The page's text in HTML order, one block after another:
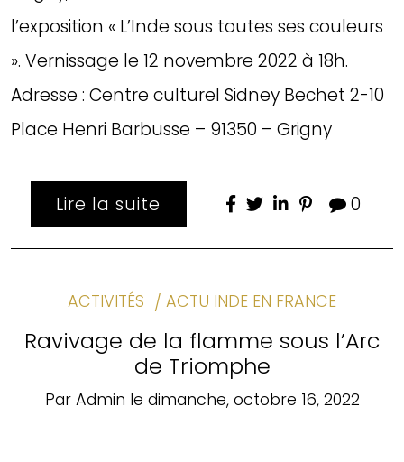
l’exposition « L’Inde sous toutes ses couleurs
». Vernissage le 12 novembre 2022 à 18h.
Adresse : Centre culturel Sidney Bechet 2-10
Place Henri Barbusse – 91350 – Grigny
Lire la suite 0
ACTIVITÉS ACTU INDE EN FRANCE
Ravivage de la flamme sous l’Arc
de Triomphe
Par Admin le dimanche, octobre 16, 2022